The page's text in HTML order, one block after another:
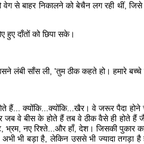
से बाहर निकालने को बेचैन लग रही थीं,
दाँतों को छिपा सके।
लंबी साँस ली, 'तुम ठीक कहते हो। हमारे
हैं... क्योंकि...क्योंकि...खैर। वे जरूर पैदा होने
जब वे बीस के होते हैं तब वे ठीक वैसे ही होते हैं
नए रिश्ते...और हाँ, देश। जिसकी पुकार का
भी बड़ा है, लेकिन उससे भी ज्यादा तगड़ा है